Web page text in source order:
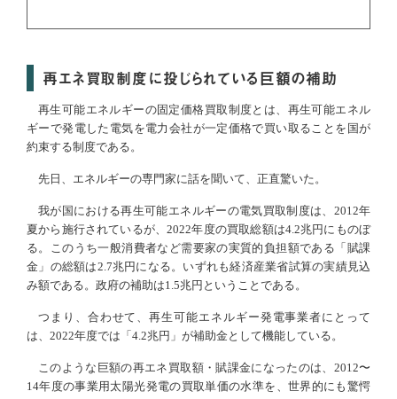
再エネ買取制度に投じられている巨額の補助
再生可能エネルギーの固定価格買取制度とは、再生可能エネル
ギーで発電した電気を電力会社が一定価格で買い取ることを国が
約束する制度である。
先日、エネルギーの専門家に話を聞いて、正直驚いた。
我が国における再生可能エネルギーの電気買取制度は、2012年
夏から施行されているが、2022年度の買取総額は4.2兆円にものぼ
る。このうち一般消費者など需要家の実質的負担額である「賦課
金」の総額は2.7兆円になる。いずれも経済産業省試算の実績見込
み額である。政府の補助は1.5兆円ということである。
つまり、合わせて、再生可能エネルギー発電事業者にとって
は、2022年度では「4.2兆円」が補助金として機能している。
このような巨額の再エネ買取額・賦課金になったのは、2012〜
14年度の事業用太陽光発電の買取単価の水準を、世界的にも驚愕